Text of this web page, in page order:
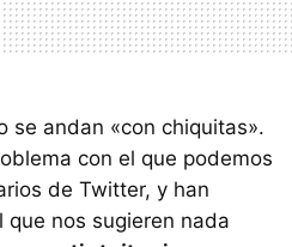
se andan «con chiquitas».
con el que podemos
de Twitter, y han
nos sugieren nada